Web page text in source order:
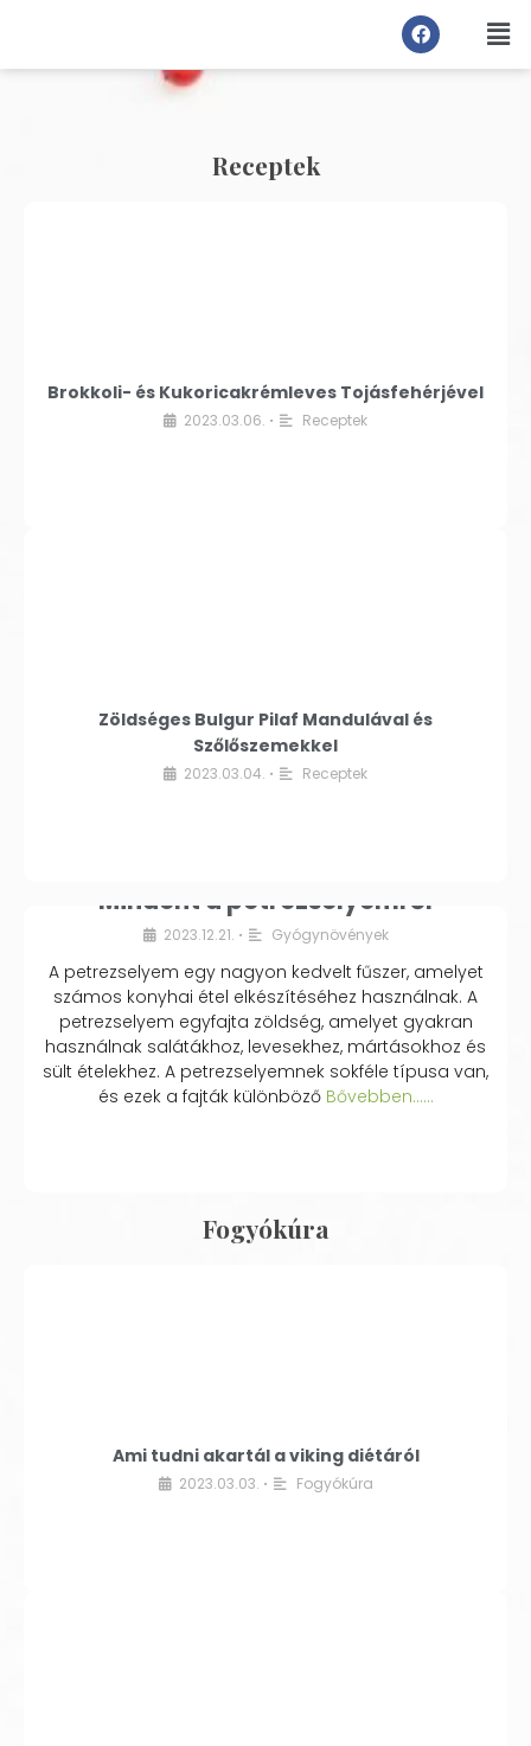
Receptek
Brokkoli- és Kukoricakrémleves Tojásfehérjével
2023.03.06. • Receptek
Zöldséges Bulgur Pilaf Mandulával és
Szőlőszemekkel
2023.03.04. • Receptek
Mindent a petrezselyemről
2023.12.21. • Gyógynövények
A petrezselyem egy nagyon kedvelt fűszer, amelyet
számos konyhai étel elkészítéséhez használnak. A
petrezselyem egyfajta zöldség, amelyet gyakran
használnak salátákhoz, levesekhez, mártásokhoz és
sült ételekhez. A petrezselyemnek sokféle típusa van,
és ezek a fajták különbözőBővebben...…
Fogyókúra
Ami tudni akartál a viking diétáról
2023.03.03. • Fogyókúra